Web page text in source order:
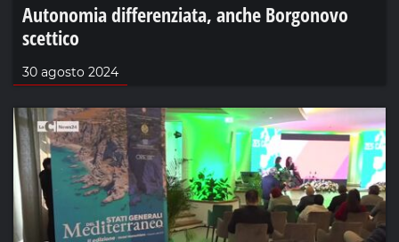
Autonomia differenziata, anche Borgonovo
scettico
30 agosto 2024